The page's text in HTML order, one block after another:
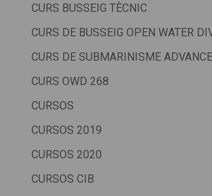
CURS BUSSEIG TÈCNIC
CURS DE BUSSEIG OPEN WATER
CURS DE SUBMARINISME
CURS OWD 268
CURSOS
CURSOS 2019
CURSOS 2020
CURSOS CIB